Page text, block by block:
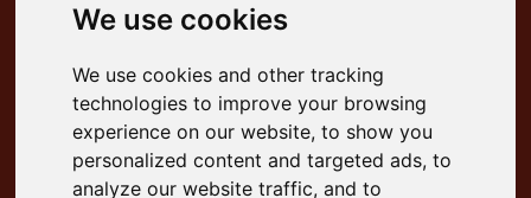
FR Ma Réservation
4.8 Évaluation sur Google
Annulation Gratuite
Support Client 24/7
We use cookies
We use cookies and other tracking
technologies to improve your browsing
experience on our website, to show you
personalized content and targeted ads, to
analyze our website traffic, and to